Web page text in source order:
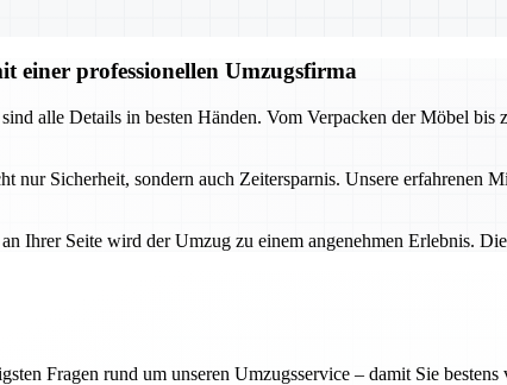
einer professionellen Umzugsfirma
alle Details in besten Händen. Vom Verpacken der Möbel
nur Sicherheit, sondern auch Zeitersparnis. Unsere erfahrenen
Ihrer Seite wird der Umzug zu einem angenehmen Erlebnis.
Fragen rund um unseren Umzugsservice – damit Sie bestens